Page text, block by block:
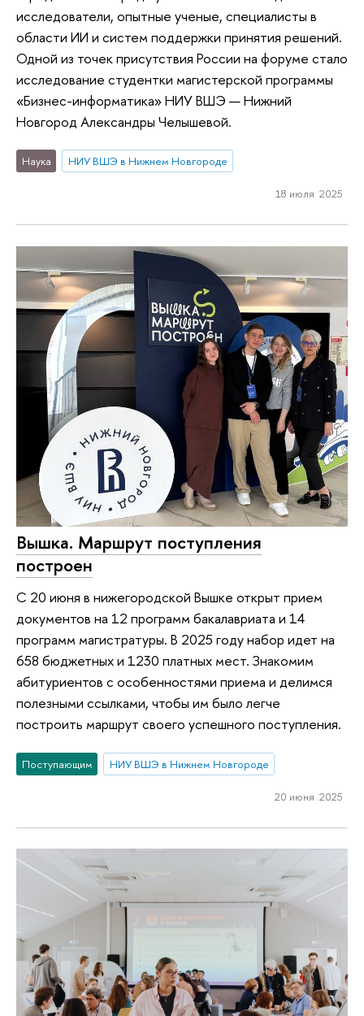
исследователи, опытные ученые, специалисты в
области ИИ и систем поддержки принятия решений.
Одной из точек присутствия России на форуме стало
исследование студентки магистерской программы
«Бизнес-информатика» НИУ ВШЭ — Нижний
Новгород Александры Челышевой.
Наука НИУ ВШЭ в Нижнем Новгороде
18 июля 2025
Вышка. Маршрут поступления
построен
С 20 июня в нижегородской Вышке открыт прием
документов на 12 программ бакалавриата и 14
программ магистратуры. В 2025 году набор идет на
658 бюджетных и 1230 платных мест. Знакомим
абитуриентов с особенностями приема и делимся
полезными ссылками, чтобы им было легче
построить маршрут своего успешного поступления.
Поступающим НИУ ВШЭ в Нижнем Новгороде
20 июня 2025